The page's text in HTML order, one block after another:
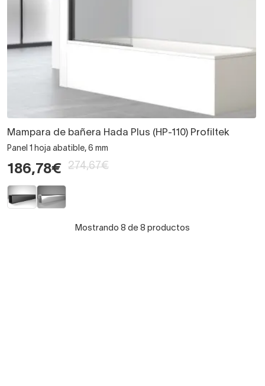
Mampara de bañera Hada Plus (HP-110) Profiltek
Panel 1 hoja abatible, 6 mm
186,78€ 274,67€
Mostrando 8 de 8 productos